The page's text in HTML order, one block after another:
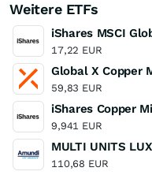
Weitere ETFs
17,22 EUR
59,83 EUR
9,941 EUR
110,68 EUR